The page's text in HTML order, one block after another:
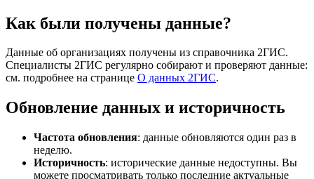
Как были получены данные?
Данные об организациях получены из справочника 2ГИС.
Специалисты 2ГИС регулярно собирают и проверяют данные:
см. подробнее на странице О данных 2ГИС.
Обновление данных и историчность
Частота обновления: данные обновляются один раз в
неделю.
Историчность: исторические данные недоступны. Вы
можете просматривать только последние актуальные